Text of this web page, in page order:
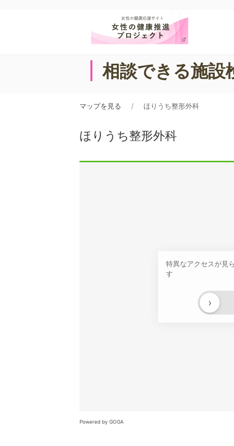
相談できる施設
マップを見る ほりうち整形外科
ほりうち整形外科
特異なアクセスが見
す
›
Powered by GOGA